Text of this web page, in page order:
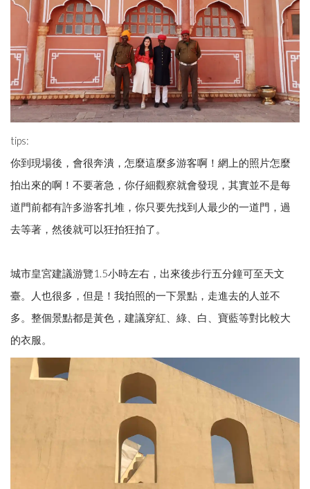
tips:
你到現場後，會很奔潰，怎麼這麼多游客啊！網上的照片怎麼
拍出來的啊！不要著急，你仔細觀察就會發現，其實並不是每
道門前都有許多游客扎堆，你只要先找到人最少的一道門，過
去等著，然後就可以狂拍狂拍了。
城市皇宮建議游覽1.5小時左右，出來後步行五分鐘可至天文
臺。人也很多，但是！我拍照的一下景點，走進去的人並不
多。整個景點都是黃色，建議穿紅、綠、白、寶藍等對比較大
的衣服。